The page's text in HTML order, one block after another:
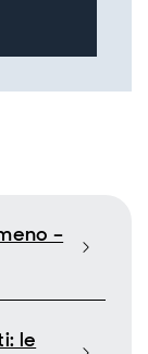
–
le